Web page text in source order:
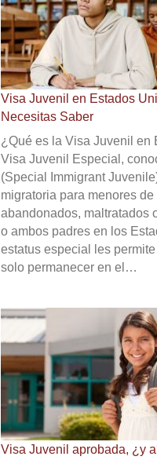
Visa Juvenil en Estados
Necesitas Saber
¿Qué es la Visa Juvenil en
Visa Juvenil Especial,
(Special Immigrant
migratoria para menores
abandonados, maltratados
o ambos padres en los
estatus especial les
solo permanecer en el…
Visa Juvenil aprobada, ¿y